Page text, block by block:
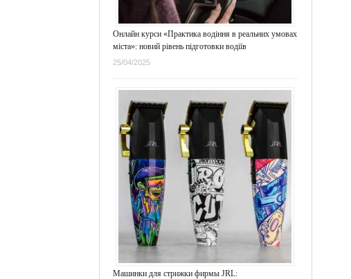
Онлайн курси «Практика водіння в реальних умовах
міста»: новий рівень підготовки водіїв
25/04/2025
Машинки для стрижки фирмы JRL: